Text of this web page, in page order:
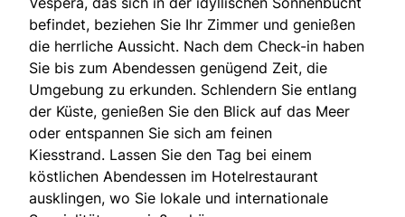
befindet, beziehen Sie Ihr Zimmer und genießen
die herrliche Aussicht. Nach dem Check-in haben
Sie bis zum Abendessen genügend Zeit, die
Umgebung zu erkunden. Schlendern Sie entlang
der Küste, genießen Sie den Blick auf das Meer
oder entspannen Sie sich am feinen
Kiesstrand. Lassen Sie den Tag bei einem
köstlichen Abendessen im Hotelrestaurant
ausklingen, wo Sie lokale und internationale